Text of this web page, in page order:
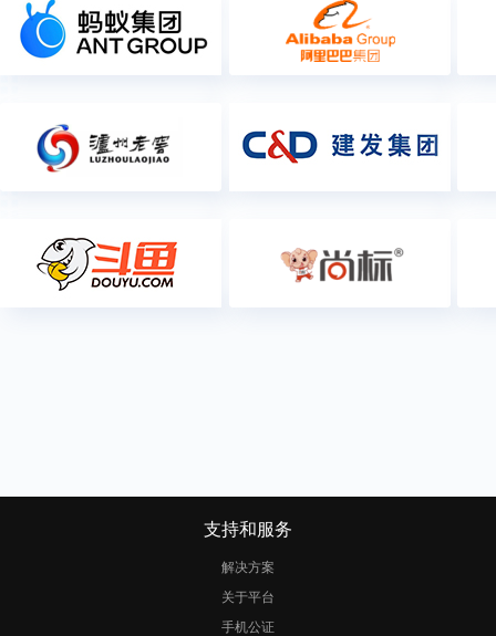
支持和服务
解决方案
关于平台
手机公证